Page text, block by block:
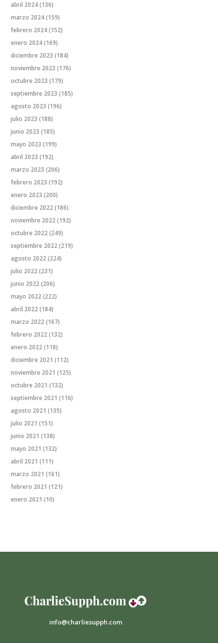
abril 2024(136)
marzo 2024(159)
febrero 2024(152)
enero 2024(169)
diciembre 2023 (184)
noviembre 2023 (176)
octubre 2023 (179)
septiembre 2023 (185)
agosto 2023 (196)
julio 2023 (188)
junio 2023 (185)
mayo 2023 (199)
abril 2023 (192)
marzo 2023 (206)
febrero 2023 (192)
enero 2023 (200)
diciembre 2022(186)
noviembre 2022(192)
octubre 2022(249)
septiembre 2022(219)
agosto 2022(224)
julio 2022(231)
junio 2022(206)
mayo 2022(222)
abril 2022(184)
marzo 2022(167)
febrero 2022(132)
enero 2022(118)
diciembre 2021 (112)
noviembre 2021 (125)
octubre 2021 (132)
septiembre 2021 (116)
agosto 2021 (135)
julio 2021 (151)
junio 2021 (138)
mayo 2021 (132)
abril 2021 (111)
marzo 2021 (161)
febrero 2021 (121)
enero 2021 (10)
info@charliesupph.com